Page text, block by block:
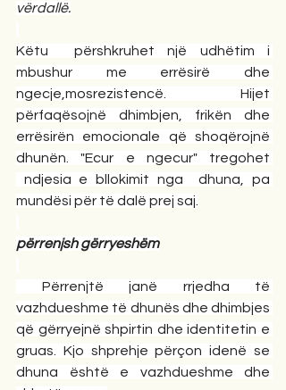
vërdallë.
Këtu  përshkruhet një udhëtim i
mbushur me errësirë dhe
ngecje,mosrezistencë. Hijet
përfaqësojnë dhimbjen, frikën dhe
errësirën emocionale që shoqërojnë
dhunën. "Ecur e ngecur" tregohet
ndjesia e bllokimit nga  dhuna, pa
mundësi për të dalë prej saj.
përrenjsh gërryeshëm
Përrenjtë janë rrjedha të
vazhdueshme të dhunës dhe dhimbjes
që gërryejnë shpirtin dhe identitetin e
gruas. Kjo shprehje përçon idenë se
dhuna është e vazhdueshme dhe